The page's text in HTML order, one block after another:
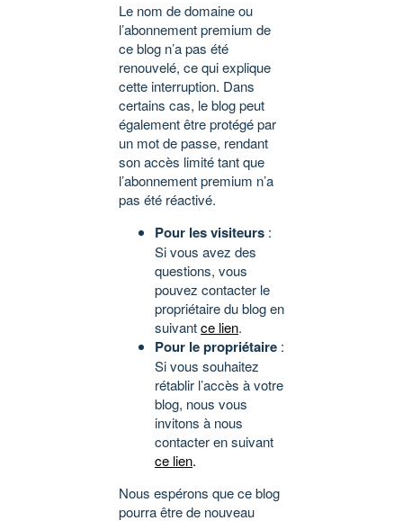
Le nom de domaine ou
l’abonnement premium de
ce blog n’a pas été
renouvelé, ce qui explique
cette interruption. Dans
certains cas, le blog peut
également être protégé par
un mot de passe, rendant
son accès limité tant que
l’abonnement premium n’a
pas été réactivé.
Pour les visiteurs :
Si vous avez des
questions, vous
pouvez contacter le
propriétaire du blog en
suivantce lien.
Pour le propriétaire :
Si vous souhaitez
rétablir l’accès à votre
blog, nous vous
invitons à nous
contacter en suivant
ce lien.
Nous espérons que ce blog
pourra être de nouveau